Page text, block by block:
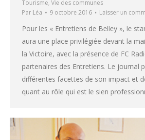
Tourisme, Vie des communes
Par Léa 9 octobre 2016 Laisser un
Pour les « Entretiens de Belley », le
aura une place privilégiée devant la
la Victoire, avec la présence de FC
partenaires des Entretiens. Le journal
différentes facettes de son impact et
quant au rôle qui est le sien